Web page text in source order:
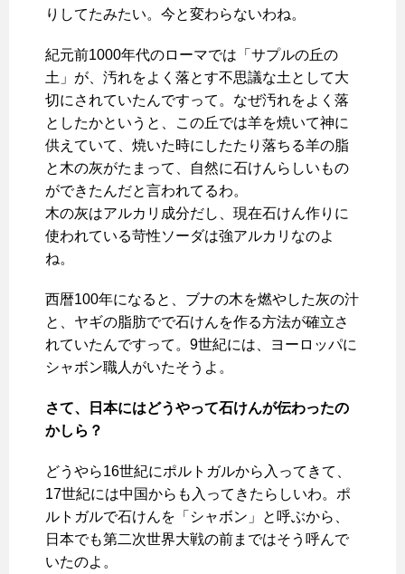
りしてたみたい。今と変わらないわね。
紀元前1000年代のローマでは「サプルの丘の
土」が、汚れをよく落とす不思議な土として大
切にされていたんですって。なぜ汚れをよく落
としたかというと、この丘では羊を焼いて神に
供えていて、焼いた時にしたたり落ちる羊の脂
と木の灰がたまって、自然に石けんらしいもの
ができたんだと言われてるわ。
木の灰はアルカリ成分だし、現在石けん作りに
使われている苛性ソーダは強アルカリなのよ
ね。
西暦100年になると、ブナの木を燃やした灰の汁
と、ヤギの脂肪でで石けんを作る方法が確立さ
れていたんですって。9世紀には、ヨーロッパに
シャボン職人がいたそうよ。
さて、日本にはどうやって石けんが伝わったの
かしら？
どうやら16世紀にポルトガルから入ってきて、
17世紀には中国からも入ってきたらしいわ。ポ
ルトガルで石けんを「シャボン」と呼ぶから、
日本でも第二次世界大戦の前まではそう呼んで
いたのよ。